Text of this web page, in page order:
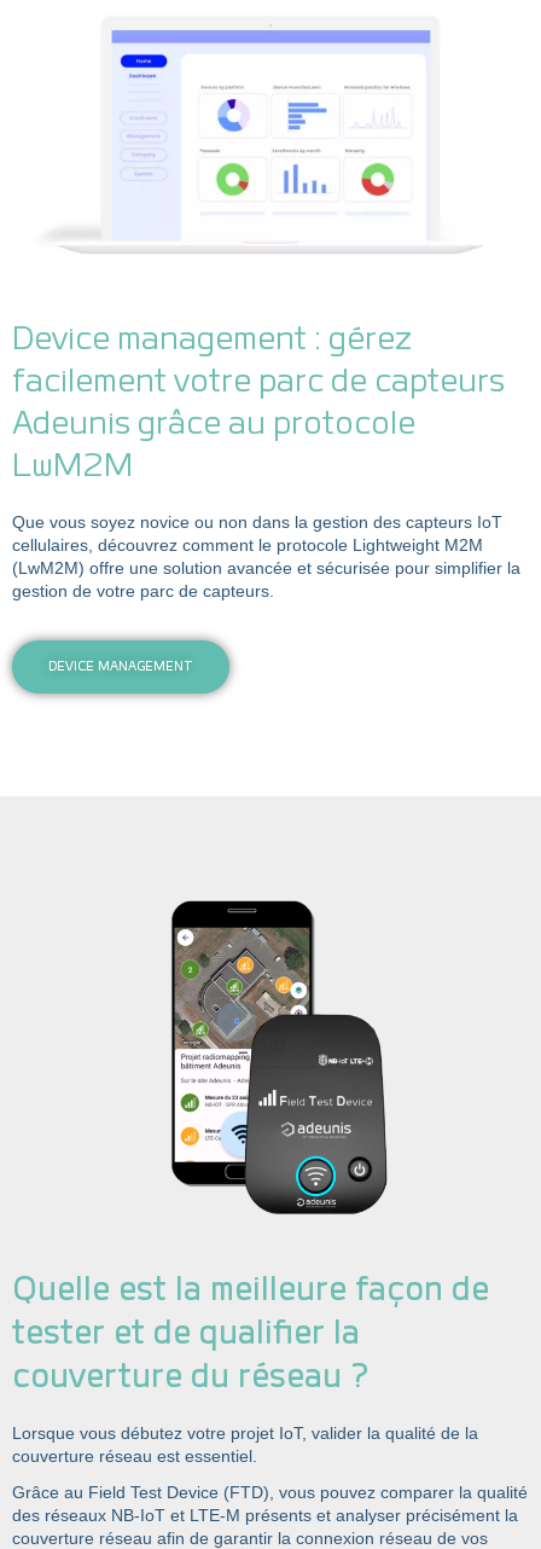
Device management : gérez
facilement votre parc de capteurs
Adeunis grâce au protocole
LwM2M
Que vous soyez novice ou non dans la gestion des capteurs IoT
cellulaires, découvrez comment le protocole Lightweight M2M
(LwM2M) offre une solution avancée et sécurisée pour simplifier la
gestion de votre parc de capteurs.
DEVICE MANAGEMENT
Quelle est la meilleure façon de
tester et de qualifier la
couverture du réseau ?
Lorsque vous débutez votre projet IoT, valider la qualité de la
couverture réseau est essentiel.
Grâce au Field Test Device (FTD), vous pouvez comparer la qualité
des réseaux NB-IoT et LTE-M présents et analyser précisément la
couverture réseau afin de garantir la connexion réseau de vos